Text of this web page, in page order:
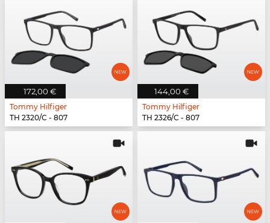
172,00 €
Tommy Hilfiger
TH 2320/C - 807
144,00 €
Tommy Hilfiger
TH 2326/C - 807